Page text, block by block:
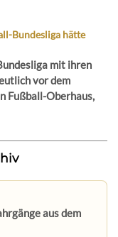
Bundesliga hätte
mit ihren
vor dem
Fußball-Oberhaus,
aus dem